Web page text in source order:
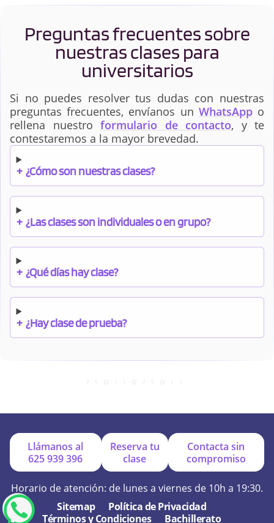
Preguntas frecuentes sobre
nuestras clases para
universitarios
Si no puedes resolver tus dudas con nuestras
preguntas frecuentes, envíanos un WhatsAppo
rellena nuestro formulario de contacto, y te
contestaremos a la mayor brevedad.
+ ¿Cómo son nuestras clases?
+ ¿Las clases son individuales o en grupo?
+ ¿Qué días hay clase?
+ ¿Hay clase de prueba?
+ ¿Por qué online?
Llámanos al
625 939 396
Reserva tu
clase
Contacta sin
compromiso
Horario de atención: de lunes a viernes de 10h a 19:30.
Sitemap
Política de Privacidad
Términos y Condiciones
Bachillerato